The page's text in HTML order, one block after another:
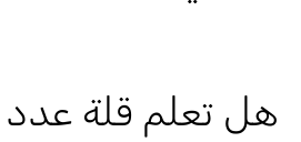
هل تعلم قلة عدد